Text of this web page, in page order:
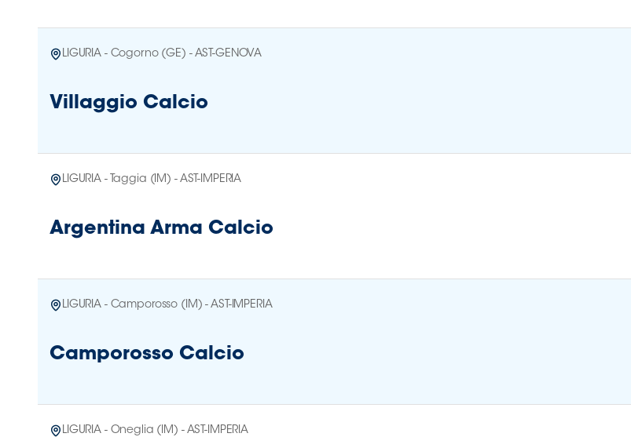
LIGURIA - Cogorno (GE) - AST-GENOVA
Villaggio Calcio
LIGURIA - Taggia (IM) - AST-IMPERIA
Argentina Arma Calcio
LIGURIA - Camporosso (IM) - AST-IMPERIA
Camporosso Calcio
LIGURIA - Oneglia (IM) - AST-IMPERIA